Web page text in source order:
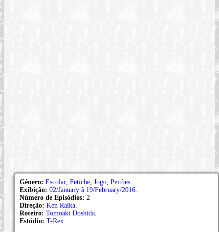
Gênero: Escolar Fetiche Jogo Peitões
Exibição: 02/January à 19/February/2016
Número de Episódios: 2
Direção: Ken Raika
Roteiro: Tomoaki Doshida
Estúdio: T-Rex